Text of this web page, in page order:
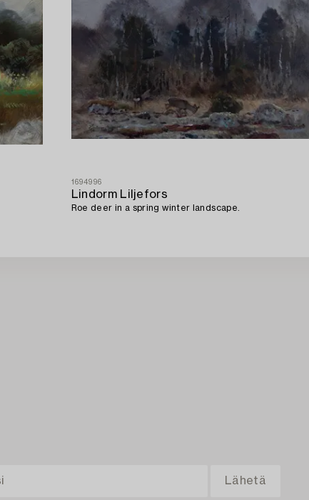
1694996
Lindorm Liljefors
Roe deer in a spring winter landscape.